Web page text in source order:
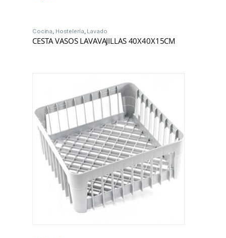
Cocina Hostelería Lavado
CESTA VASOS LAVAVAJILLAS 40X40X15CM